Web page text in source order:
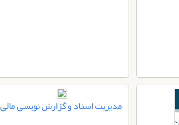
مدیریت اسناد و گزارش نویسی مالی